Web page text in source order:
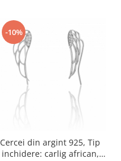
-10%
Cercei din argint 925, Tip
inchidere: carlig african,